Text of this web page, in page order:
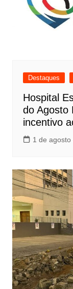
Destaques
Hospital
do Agosto
incentivo
1 de agosto